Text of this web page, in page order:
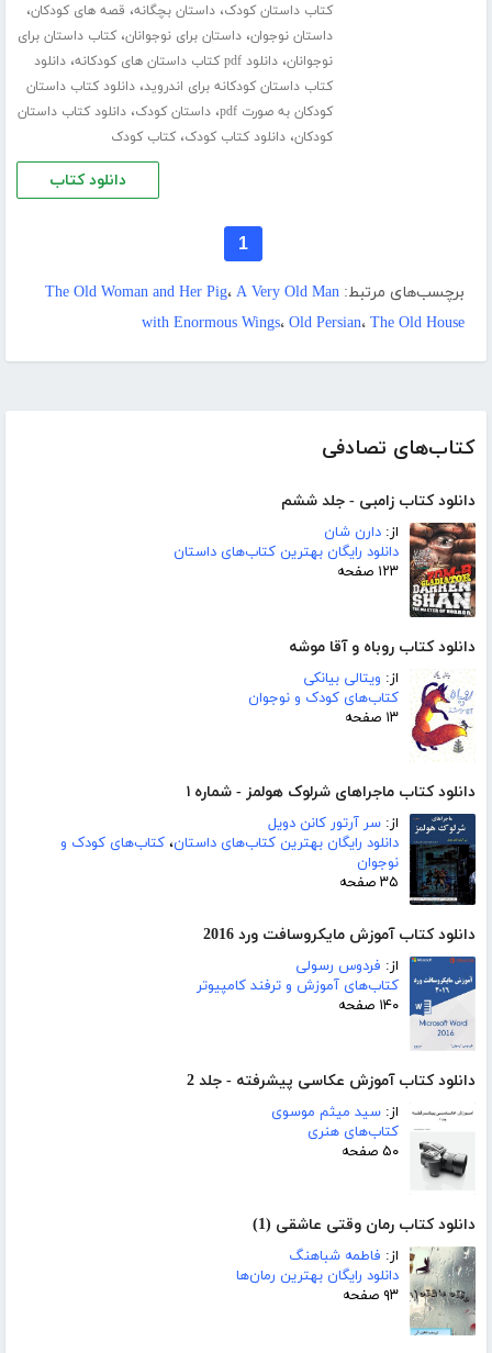
کتاب‌های تصادفی
دانلود کتاب زامبی - جلد ششم
از: دارن شان
دانلود رایگان بهترین کتاب‌های داستان
۱۲۳ صفحه
دانلود کتاب روباه و آقا موشه
از: ویتالی بیانکی
کتاب‌های کودک و نوجوان
۱۳ صفحه
دانلود کتاب ماجراهای شرلوک هولمز - شماره ۱
از: سر آرتور کانن دویل
دانلود رایگان بهترین کتاب‌های داستان، کتاب‌های کودک و
نوجوان
۳۵ صفحه
دانلود کتاب آموزش مایکروسافت ورد 2016
از: فردوس رسولی
کتاب‌های آموزش و ترفند کامپیوتر
۱۴۰ صفحه
دانلود کتاب آموزش عکاسی پیشرفته - جلد 2
از: سید میثم موسوی
کتاب‌های هنری
۵۰ صفحه
دانلود کتاب رمان وقتی عاشقی (1)
از: فاطمه شباهنگ
دانلود رایگان بهترین رمان‌ها
۹۳ صفحه
کتاب داستان کودک،داستان بچگانه، قصه های کودکان،
داستان نوجوان،داستان برای نوجوانان،کتاب داستان برای
نوجوانان،دانلود pdf کتاب داستان های کودکانه ،دانلود
کتاب داستان کودکانه برای اندروید،دانلود کتاب داستان
کودکان به صورت pdf
،داستان کودک،دانلود کتاب داستان
کودکان،دانلود کتاب کودک،کتاب کودک
دانلود کتاب
1
برچسب‌های مرتبط: The Old Woman and Her Pig، A Very Old Man
with Enormous Wings، Old Persian، The Old House